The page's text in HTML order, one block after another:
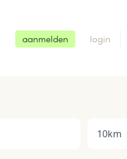
aanmelden login